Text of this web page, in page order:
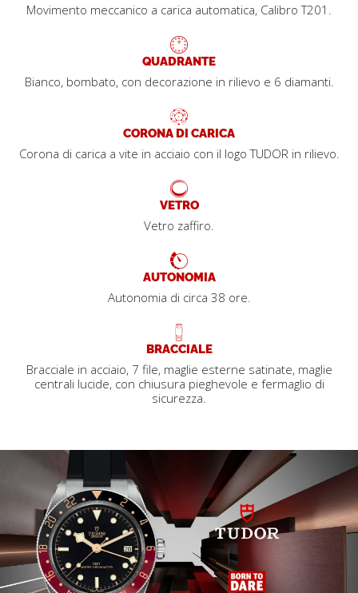
Movimento meccanico a carica automatica, Calibro T201.
QUADRANTE
Bianco, bombato, con decorazione in rilievo e 6 diamanti.
CORONA DI CARICA
Corona di carica a vite in acciaio con il logo TUDOR in rilievo.
VETRO
Vetro zaffiro.
AUTONOMIA
Autonomia di circa 38 ore.
BRACCIALE
Bracciale in acciaio, 7 file, maglie esterne satinate, maglie
centrali lucide, con chiusura pieghevole e fermaglio di
sicurezza.